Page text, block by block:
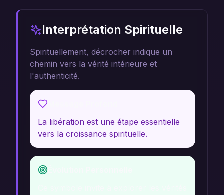
Interprétation Spirituelle
Spirituellement, décrocher indique un
chemin vers la vérité intérieure et
l'authenticité.
La libération est une étape essentielle
vers la croissance spirituelle.